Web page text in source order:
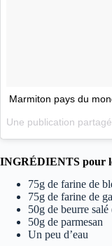
Marmiton pays du
INGRÉDIENTS pour
75g de farine de
75g de farine de
50g de beurre
50g de parmesan
Un peu d’eau